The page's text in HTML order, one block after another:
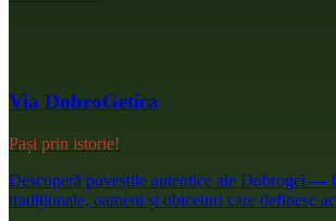
Via DobroGetica
Pași prin istorie!
Descoperă poveștile autentice ale Dobrogei —
tradiționale, oameni și obiceiuri care definesc